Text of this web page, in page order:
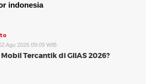
indonesia
Agu 2026 09:09 WIB
Tercantik di GIIAS 2026?